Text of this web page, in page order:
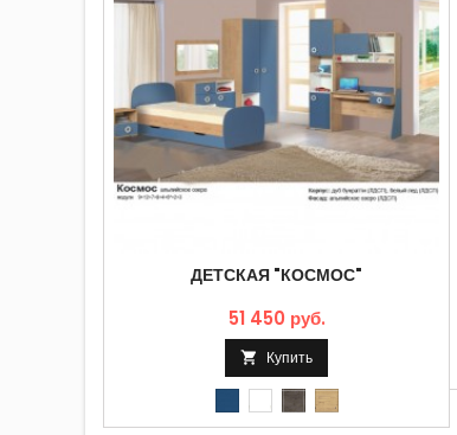
ДЕТСКАЯ "КОСМОС"
51 450 руб.
 Купить
Альпийское
озеро
Белый
лед
Бетон
чикаго
Дуб
бунратти